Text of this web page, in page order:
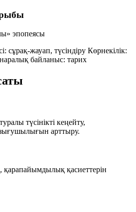
эпопеясы
сұрақ-жауап, түсіндіру Көрнекілік:
байланыс: тарих
түсінікті кеңейту,
арттыру.
қарапайымдылық қасиеттерін